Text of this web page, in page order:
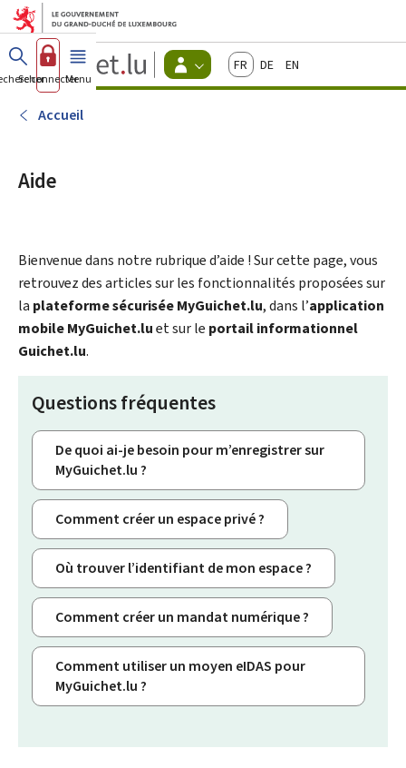
Aller au menu principal
Aller au contenu
Guichet.lu
Changer
d'espace
FrançaisDeutschEnglish
Se connecterMenu principal
Accueil
Aide
Bienvenue dans notre rubrique d’aide ! Sur cette page, vous
retrouvez des articles sur les fonctionnalités proposées sur
la plateforme sécurisée MyGuichet.lu, dans l’application
mobile MyGuichet.luet sur le portail informationnel
Guichet.lu.
Questions fréquentes
De quoi ai-je besoin pour m’enregistrer sur
MyGuichet.lu ?
Comment créer un espace privé ?
Où trouver l’identifiant de mon espace ?
Comment créer un mandat numérique ?
Comment utiliser un moyen eIDAS pour
MyGuichet.lu ?